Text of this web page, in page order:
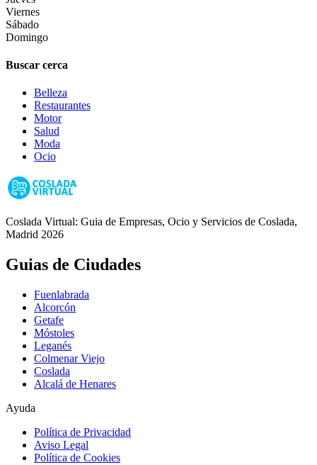
Viernes
Sábado
Domingo
Buscar cerca
Belleza
Restaurantes
Motor
Salud
Moda
Ocio
Coslada Virtual: Guia de Empresas, Ocio y Servicios de Coslada,
Madrid 2026
Guias de Ciudades
Fuenlabrada
Alcorcón
Getafe
Móstoles
Leganés
Colmenar Viejo
Coslada
Alcalá de Henares
Ayuda
Política de Privacidad
Aviso Legal
Política de Cookies